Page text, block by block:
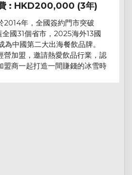
: HKD200,000 (3年)
2014年，全國簽約門市突破
國31個省市，2025海外13國
中國第二大出海餐飲品牌。
營加盟，邀請熱愛飲品行業，認
盟商一起打造一間賺錢的冰雪時